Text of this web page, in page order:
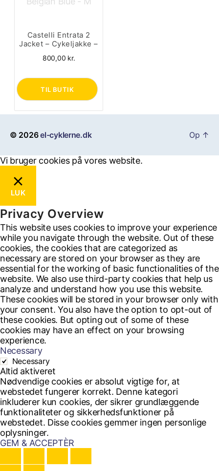
Castelli Entrata 2
Jacket – Cykeljakke –
800,00 kr.
TIL BUTIK
© 2026el-cyklerne.dk Op ↑
Vi bruger cookies på vores website.
LUK
Privacy Overview
This website uses cookies to improve your experience
while you navigate through the website. Out of these
cookies, the cookies that are categorized as
necessary are stored on your browser as they are
essential for the working of basic functionalities of the
website. We also use third-party cookies that help us
analyze and understand how you use this website.
These cookies will be stored in your browser only with
your consent. You also have the option to opt-out of
these cookies. But opting out of some of these
cookies may have an effect on your browsing
experience.
Necessary
Necessary
Altid aktiveret
Nødvendige cookies er absolut vigtige for, at
webstedet fungerer korrekt. Denne kategori
inkluderer kun cookies, der sikrer grundlæggende
funktionaliteter og sikkerhedsfunktioner på
webstedet. Disse cookies gemmer ingen personlige
oplysninger.
GEM & ACCEPTÈR